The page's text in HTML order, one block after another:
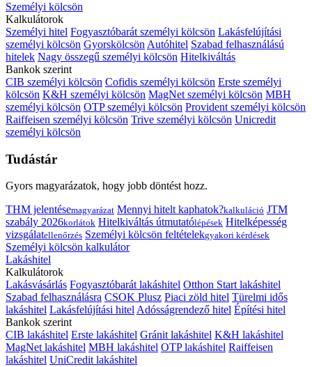
Személyi kölcsön
Kalkulátorok
Személyi hitel Fogyasztóbarát személyi kölcsön Lakásfelújítási
személyi kölcsön Gyorskölcsön Autóhitel Szabad felhasználású
hitelek Nagy összegű személyi kölcsön Hitelkiváltás
Bankok szerint
CIB személyi kölcsön Cofidis személyi kölcsön Erste személyi
kölcsön K&H személyi kölcsön MagNet személyi kölcsön MBH
személyi kölcsön OTP személyi kölcsön Provident személyi kölcsön
Raiffeisen személyi kölcsön Trive személyi kölcsön Unicredit
személyi kölcsön
Tudástár
Gyors magyarázatok, hogy jobb döntést hozz.
THM jelentésemagyarázat Mennyi hitelt kaphatok?kalkuláció JTM
szabály 2026korlátok Hitelkiváltás útmutatólépések Hitelképesség
vizsgálatellenőrzés Személyi kölcsön feltételekgyakori kérdések
Személyi kölcsön kalkulátor
Lakáshitel
Kalkulátorok
Lakásvásárlás Fogyasztóbarát lakáshitel Otthon Start lakáshitel
Szabad felhasználásra CSOK Plusz Piaci zöld hitel Türelmi idős
lakáshitel Lakásfelújítási hitelAdósságrendező hitel Építési hitel
Bankok szerint
CIB lakáshitel Erste lakáshitel Gránit lakáshitel K&H lakáshitel
MagNet lakáshitel MBH lakáshitel OTP lakáshitel Raiffeisen
lakáshitel UniCredit lakáshitel